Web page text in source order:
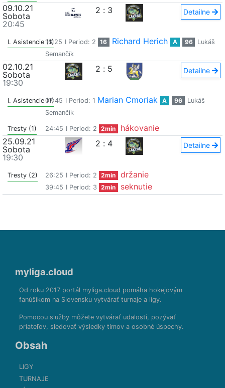
09.10.21
Sobota
20:45
2 : 3 Detailne
I. Asistencie (1)16:25 I Period: 2 16 Richard Herich A 96
Lukáš
Semančík
02.10.21
Sobota
19:30
2 : 5 Detailne
I. Asistencie (1)07:45 I Period: 1 Marian Cmoriak A 96
Lukáš
Semančík
Tresty (1) 24:45 I Period: 2 2min
hákovanie
25.09.21
Sobota
19:30
2 : 4 Detailne
Tresty (2) 26:25 I Period: 2 2min držanie
39:45 I Period: 3 2min seknutie
myliga.cloud
Od roku 2017 portál myliga.cloud pomáha hokejovým
fanúšikom na Slovensku vytvárať turnaje a ligy.
Pomocou služby môžete vytvárať udalosti, pozývať
priateľov, sledovať výsledky tímov a osobné úspechy.
Obsah
LIGY
TURNAJE